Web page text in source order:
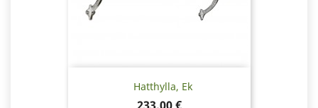
Hatthylla, Ek
Pris